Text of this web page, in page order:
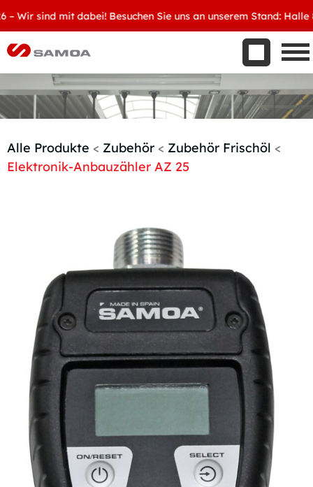
sind mit dabei! Besuchen Sie uns an unserem Stand: Halle 8,
Aktuelles
Kontakt
Handelspartner werden
Alle Produkte < Zubehör < Zubehör Frischöl <
Elektronik-Anbauzähler AZ 25